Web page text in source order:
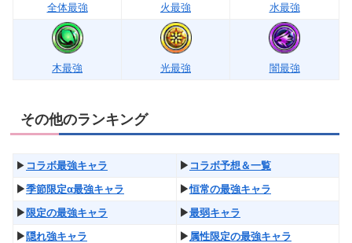
全体最強 火最強 水最強
木最強 光最強 闇最強
その他のランキング
▶︎ コラボ最強キャラ ▶︎ コラボ予想＆一覧
▶︎季節限定α最強キャラ ▶︎恒常の最強キャラ
▶︎ 限定の最強キャラ ▶︎最弱キャラ
▶︎ 隠れ強キャラ ▶︎ 属性限定の最強キャラ